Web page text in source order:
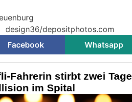
depositphotos.com
Facebook Whatsapp
Fahrerin stirbt zwei Tage
im Spital